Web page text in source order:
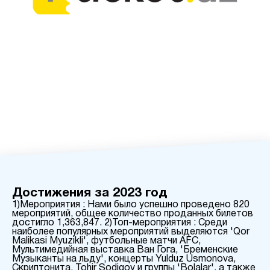
Достижения за 2023 год
1)Мероприятия : Нами было успешно проведено 820
мероприятий, общее количество проданных билетов
достигло 1,363,847. 2)Топ-мероприятия : Среди
наиболее популярных мероприятий выделяются 'Qor
Malikasi Myuzikli', футбольные матчи AFC,
Мультимедийная выставка Ван Гога, 'Бременские
Музыканты на льду', концерты Yulduz Usmonova,
Скриптонита, Tohir Sodiqov и группы 'Bolalar', а также